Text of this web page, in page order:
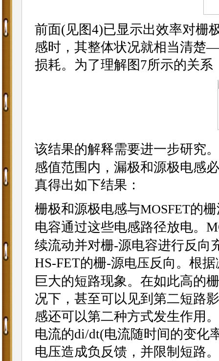
前面(见图4)已显示出效率对栅
感时，其整体状况就相当清楚
损耗。为了理解图7所示的关
该结果的解释需要进一步研究
感值范围内，漏极和源极电感
真得出如下结果：
栅极和源极电感与MOSFET的
电容通过这些电感路径放电。
续流动并对栅-源电容进行反向
HS-FET的栅-源电压反向。根
巨大的短路现象。在如此高的
况下，甚至可以见到第二短路
感还可以第二种方式发生作用
电流的di/dt(电流随时间的变化
电压造成负反馈，并限制短路